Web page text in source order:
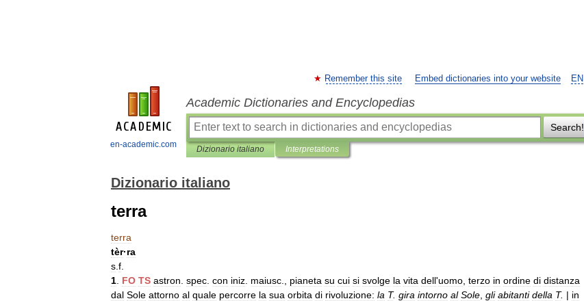
en-academic.com
EN
Remember this site Embed dictionaries into your website
Academic Dictionaries and Encyclopedias
Search!
Dizionario italiano Interpretations
Dizionario italiano
terra
terra
tèr·ra
s f
1 FO TS astron spec con iniz maiusc pianeta su cui si svolge la vita dell'uomo terzo in ordine di distanza
dal Sole attorno al quale percorre la sua orbita di rivoluzione: la T. gira intorno al Sole gli abitanti della T. | in